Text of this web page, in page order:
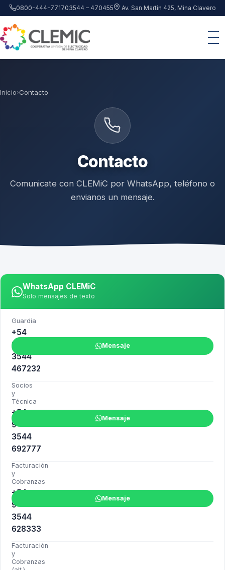
Saltar al contenido principal
0800-444-771703544 – 470455 Av. San Martín 425, Mina Clavero
Inicio›Contacto
Contacto
Comunicate con CLEMiC por WhatsApp, teléfono o
envianos un mensaje.
WhatsApp CLEMiC
Solo mensajes de texto
Guardia
+54
9
3544
467232
Mensaje
Socios
y
Técnica
+54
9
3544
692777
Mensaje
Facturación
y
Cobranzas
+54
9
3544
628333
Mensaje
Facturación
y
Cobranzas